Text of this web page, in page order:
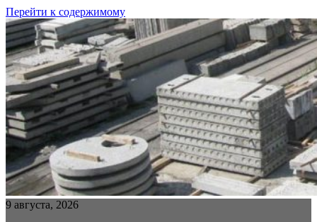
Перейти к содержимому
9 августа, 2026